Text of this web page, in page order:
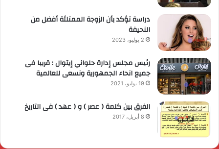
دراسة تؤكد بأن الزوجة الممتلئة أفضل من
النحيفة
2 يوليو، 2023
رئيس مجلس إدارة حلواني إيتوال : قريبا فى
جميع انحاء الجمهورية ونسعى للعالمية
19 يوليو، 2021
الفرق بين كلمة ( عصر ) و ( عهد ) فى التاريخ
8 أبريل، 2017